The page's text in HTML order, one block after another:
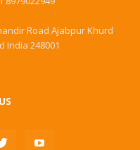
Road Ajabpur Khurd
India 248001